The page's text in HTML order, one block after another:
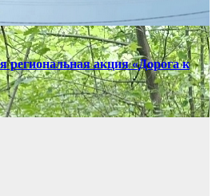
региональная акция «Дорога к